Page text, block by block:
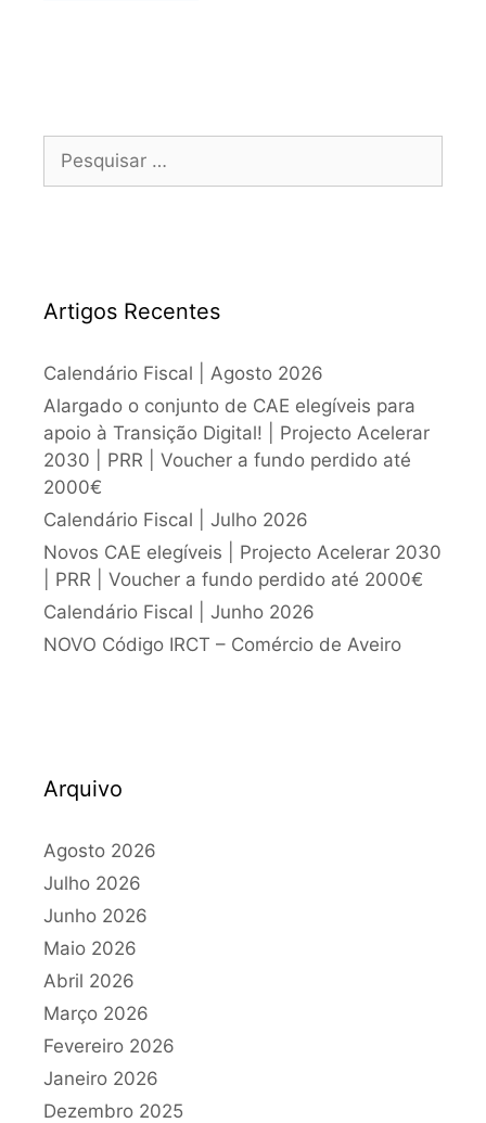
Artigos Recentes
Calendário Fiscal | Agosto 2026
Alargado o conjunto de CAE elegíveis para
apoio à Transição Digital! | Projecto Acelerar
2030 | PRR | Voucher a fundo perdido até
2000€
Calendário Fiscal | Julho 2026
Novos CAE elegíveis | Projecto Acelerar 2030
| PRR | Voucher a fundo perdido até 2000€
Calendário Fiscal | Junho 2026
NOVO Código IRCT – Comércio de Aveiro
Arquivo
Agosto 2026
Julho 2026
Junho 2026
Maio 2026
Abril 2026
Março 2026
Fevereiro 2026
Janeiro 2026
Dezembro 2025